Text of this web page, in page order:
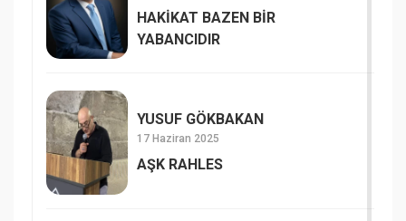
HAKİKAT BAZEN BİR
YABANCIDIR
YUSUF GÖKBAKAN
17 Haziran 2025
AŞK RAHLES